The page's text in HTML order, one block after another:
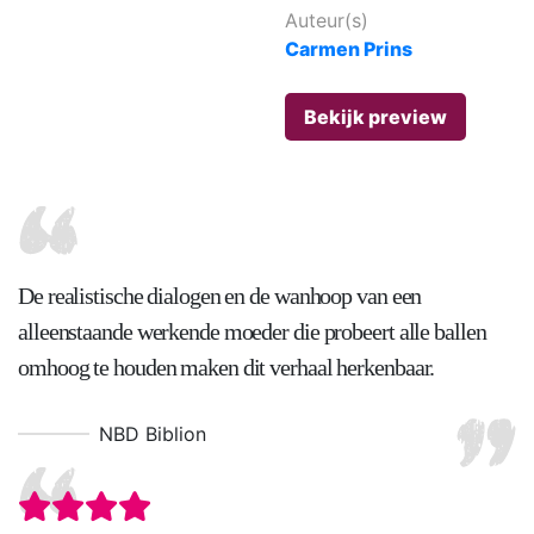
Auteur(s)
Carmen Prins
Bekijk preview
De realistische dialogen en de wanhoop van een
alleenstaande werkende moeder die probeert alle ballen
omhoog te houden maken dit verhaal herkenbaar.
NBD Biblion